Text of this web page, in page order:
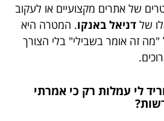
של אתרים מקצועיים או לעקוב
של דניאל באנקו. המטרה היא
זה אומר בשבילי" בלי הצורך
לי עמלות רק כי אמרתי